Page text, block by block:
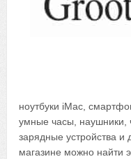
ноутбуки iMac,
умные часы, наушники,
зарядные устройства и
магазине можно найти